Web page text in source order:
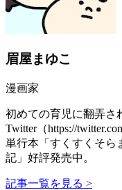
眉屋まゆこ
漫画家
初めての育児に翻弄さ
Twitter（https://
単行本「すくすくそら
記」好評発売中。
記事一覧を見る >